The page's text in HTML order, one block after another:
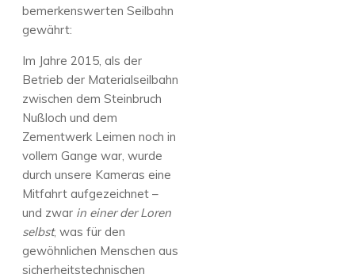
bemerkenswerten Seilbahn
gewährt:
Im Jahre 2015, als der
Betrieb der Materialseilbahn
zwischen dem Steinbruch
Nußloch und dem
Zementwerk Leimen noch in
vollem Gange war, wurde
durch unsere Kameras eine
Mitfahrt aufgezeichnet –
und zwar in einer der Loren
selbst, was für den
gewöhnlichen Menschen aus
sicherheitstechnischen